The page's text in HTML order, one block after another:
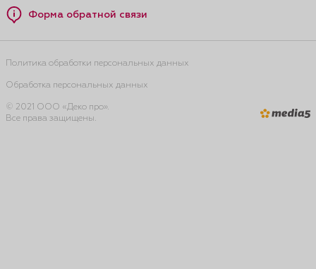
Форма обратной связи
Политика обработки персональных данных
Обработка персональных данных
© 2021 ООО «Деко про».
Все права защищены.